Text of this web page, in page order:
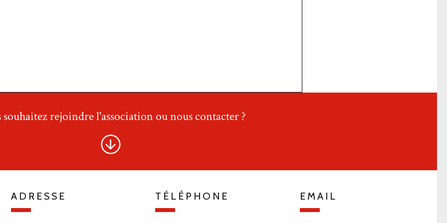
souhaitez rejoindre l'association ou nous contacter ?
ADRESSE TÉLÉPHONE EMAIL